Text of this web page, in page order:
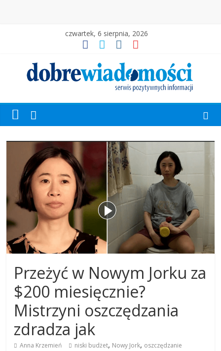
czwartek, 6 sierpnia, 2026
Przeżyć w Nowym Jorku za
$200 miesięcznie?
Mistrzyni oszczędzania
zdradza jak
Anna Krzemień niski budżet, Nowy Jork, oszczędzanie